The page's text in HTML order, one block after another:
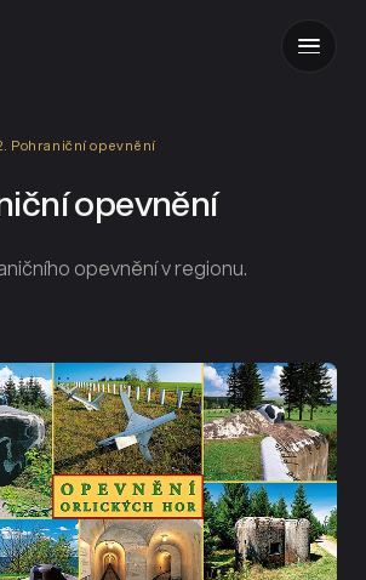
Pohraniční opevnění
opevnění
opevnění v regionu.